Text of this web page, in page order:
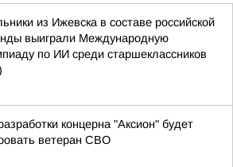
из Ижевска в составе российской
выиграли Международную
по ИИ среди старшеклассников
концерна "Аксион" будет
ветеран СВО